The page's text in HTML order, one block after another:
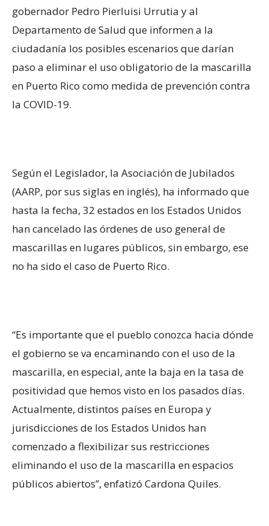
gobernador Pedro Pierluisi Urrutia y al
Departamento de Salud que informen a la
ciudadanía los posibles escenarios que darían
paso a eliminar el uso obligatorio de la mascarilla
en Puerto Rico como medida de prevención contra
la COVID-19.
Según el Legislador, la Asociación de Jubilados
(AARP, por sus siglas en inglés), ha informado que
hasta la fecha, 32 estados en los Estados Unidos
han cancelado las órdenes de uso general de
mascarillas en lugares públicos, sin embargo, ese
no ha sido el caso de Puerto Rico.
“Es importante que el pueblo conozca hacia dónde
el gobierno se va encaminando con el uso de la
mascarilla, en especial, ante la baja en la tasa de
positividad que hemos visto en los pasados días.
Actualmente, distintos países en Europa y
jurisdicciones de los Estados Unidos han
comenzado a flexibilizar sus restricciones
eliminando el uso de la mascarilla en espacios
públicos abiertos”, enfatizó Cardona Quiles.